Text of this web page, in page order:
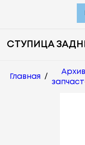
СТУПИЦА
Главная /
Архив